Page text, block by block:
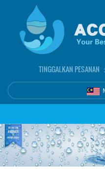
TINGGALKAN PESANAN ：